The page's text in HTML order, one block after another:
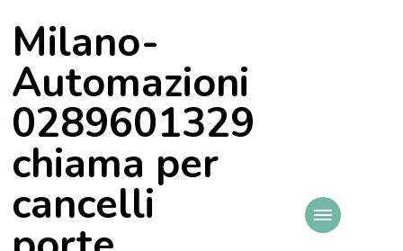
Milano-
Automazioni
0289601329
chiama per
cancelli